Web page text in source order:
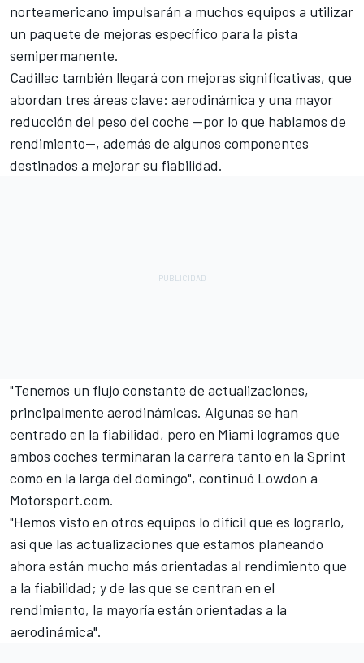
norteamericano impulsarán a muchos equipos a utilizar
un paquete de mejoras específico para la pista
semipermanente.
Cadillac también llegará con mejoras significativas, que
abordan tres áreas clave: aerodinámica y una mayor
reducción del peso del coche —por lo que hablamos de
rendimiento—, además de algunos componentes
destinados a mejorar su fiabilidad.
"Tenemos un flujo constante de actualizaciones,
principalmente aerodinámicas. Algunas se han
centrado en la fiabilidad, pero en Miami logramos que
ambos coches terminaran la carrera tanto en la Sprint
como en la larga del domingo", continuó Lowdon a
Motorsport.com.
"Hemos visto en otros equipos lo difícil que es lograrlo,
así que las actualizaciones que estamos planeando
ahora están mucho más orientadas al rendimiento que
a la fiabilidad; y de las que se centran en el
rendimiento, la mayoría están orientadas a la
aerodinámica".